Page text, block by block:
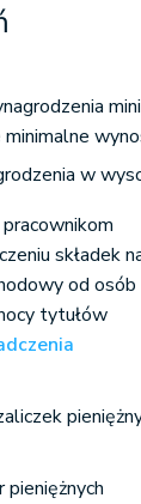
w
składek
od osób
tytułów